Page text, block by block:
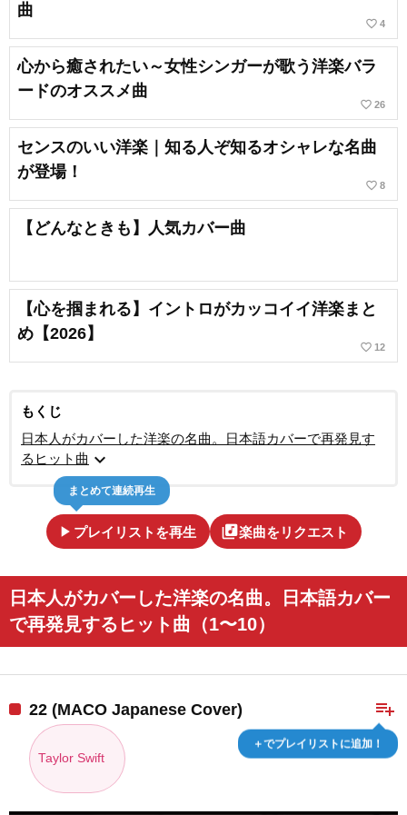
曲
favorite_border 4
心から癒されたい～女性シンガーが歌う洋楽バラ
ードのオススメ曲
favorite_border 26
センスのいい洋楽｜知る人ぞ知るオシャレな名曲
が登場！
favorite_border 8
【どんなときも】人気カバー曲
【心を掴まれる】イントロがカッコイイ洋楽まと
め【2026】
favorite_border 12
もくじ
日本人がカバーした洋楽の名曲。日本語カバーで再発見す
るヒット曲 expand_more
play_arrow プレイリストを再生
まとめて連続再生
library_music楽曲をリクエスト
日本人がカバーした洋楽の名曲。日本語カバー
で再発見するヒット曲（1〜10）
playlist_add
＋でプレイリストに追加！
22 (MACO Japanese Cover)
Taylor Swift